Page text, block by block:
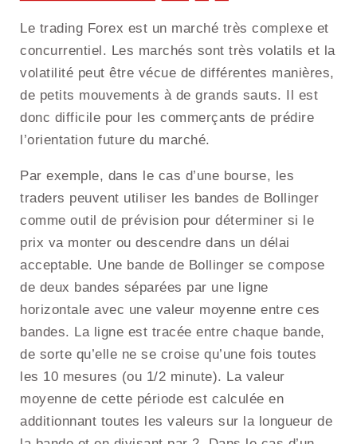
Le trading Forex est un marché très complexe et
concurrentiel. Les marchés sont très volatils et la
volatilité peut être vécue de différentes manières,
de petits mouvements à de grands sauts. Il est
donc difficile pour les commerçants de prédire
l’orientation future du marché.
Par exemple, dans le cas d’une bourse, les
traders peuvent utiliser les bandes de Bollinger
comme outil de prévision pour déterminer si le
prix va monter ou descendre dans un délai
acceptable. Une bande de Bollinger se compose
de deux bandes séparées par une ligne
horizontale avec une valeur moyenne entre ces
bandes. La ligne est tracée entre chaque bande,
de sorte qu’elle ne se croise qu’une fois toutes
les 10 mesures (ou 1/2 minute). La valeur
moyenne de cette période est calculée en
additionnant toutes les valeurs sur la longueur de